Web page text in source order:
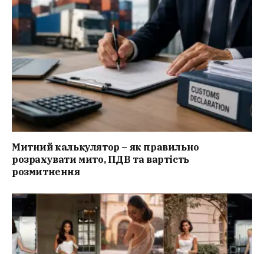
Митний калькулятор – як правильно
розрахувати мито, ПДВ та вартість
розмитнення